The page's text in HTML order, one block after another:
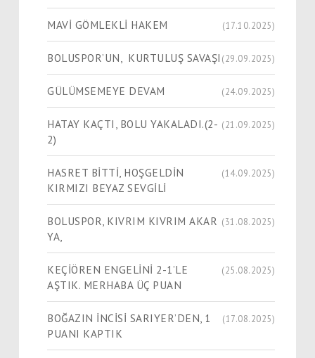
MAVİ GÖMLEKLİ HAKEM (17.10.2025)
BOLUSPOR’UN, KURTULUŞ SAVAŞI (29.09.2025)
GÜLÜMSEMEYE DEVAM (24.09.2025)
HATAY KAÇTI, BOLU YAKALADI.(2-
2)
(21.09.2025)
HASRET BİTTİ, HOŞGELDİN
KIRMIZI BEYAZ SEVGİLİ
(14.09.2025)
BOLUSPOR, KIVRIM KIVRIM AKAR
YA,
(31.08.2025)
KEÇİÖREN ENGELİNİ 2-1’LE
AŞTIK. MERHABA ÜÇ PUAN
(25.08.2025)
BOĞAZIN İNCİSİ SARIYER’DEN, 1
PUANI KAPTIK
(17.08.2025)